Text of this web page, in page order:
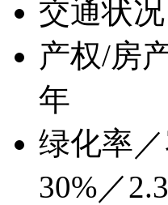
交通状况
产权/房
年
绿化率
30%／